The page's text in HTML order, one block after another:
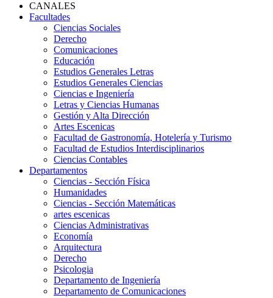
CANALES
Facultades
Ciencias Sociales
Derecho
Comunicaciones
Educación
Estudios Generales Letras
Estudios Generales Ciencias
Ciencias e Ingeniería
Letras y Ciencias Humanas
Gestión y Alta Dirección
Artes Escenicas
Facultad de Gastronomía, Hotelería y Turismo
Facultad de Estudios Interdisciplinarios
Ciencias Contables
Departamentos
Ciencias - Sección Física
Humanidades
Ciencias - Sección Matemáticas
artes escenicas
Ciencias Administrativas
Economía
Arquitectura
Derecho
Psicologia
Departamento de Ingeniería
Departamento de Comunicaciones